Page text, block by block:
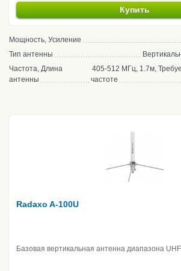
Купить
Мощность, Усиление
Тип антенны
Частота, Длина
антенны
405-512 МГц, 1.7м,
частоте
Radaxo A-100U
Базовая вертикальная антенна диапазона